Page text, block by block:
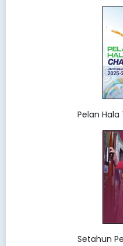
Pelan Hala
Setahun